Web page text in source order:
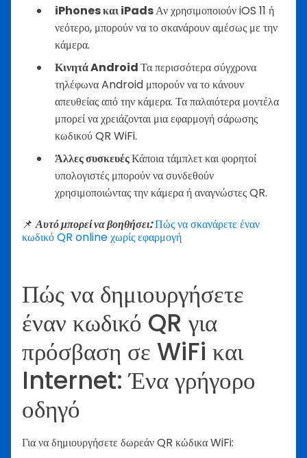
iPhones και iPadsΑν χρησιμοποιούν iOS 11 ή
νεότερο, μπορούν να το σκανάρουν αμέσως με την
κάμερα.
Κινητά AndroidΤα περισσότερα σύγχρονα
τηλέφωνα Android μπορούν να το κάνουν
απευθείας από την κάμερα. Τα παλαιότερα μοντέλα
μπορεί να χρειάζονται μια εφαρμογή σάρωσης
κωδικού QR WiFi.
Άλλες συσκευέςΚάποια τάμπλετ και φορητοί
υπολογιστές μπορούν να συνδεθούν
χρησιμοποιώντας την κάμερα ή αναγνώστες QR.
📌Αυτό μπορεί να βοηθήσει:Πώς να σκανάρετε έναν
κωδικό QR online χωρίς εφαρμογή
Πώς να δημιουργήσετε
έναν κωδικό QR για
πρόσβαση σε WiFi και
Internet: Ένα γρήγορο
οδηγό
Για να δημιουργήσετε δωρεάν QR κώδικα WiFi: